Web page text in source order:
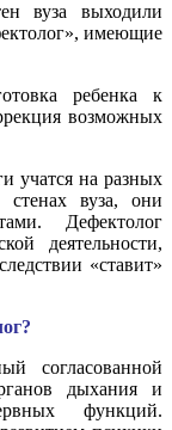
вуза выходили
имеющие
ребенка к
возможных
учатся на разных
стенах вуза, они
Дефектолог
деятельности,
«ставит»
согласованной
дыхания и
функций.